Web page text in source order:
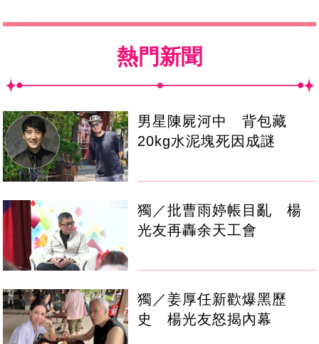
熱門新聞
男星陳屍河中 背包藏
20kg水泥塊死因成謎
獨／批曹雨婷帳目亂 楊
光友再轟余天工會
獨／姜厚任新歡爆黑歷
史 楊光友怒揭內幕